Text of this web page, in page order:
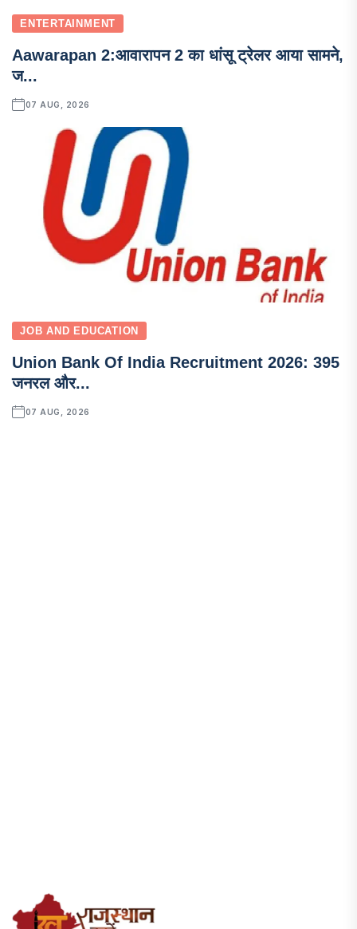
ENTERTAINMENT
Aawarapan 2:आवारापन 2 का धांसू ट्रेलर आया सामने,
ज...
07 AUG, 2026
JOB AND EDUCATION
Union Bank Of India Recruitment 2026: 395
जनरल और...
07 AUG, 2026